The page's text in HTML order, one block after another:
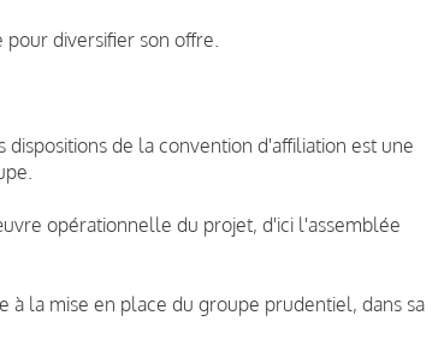
diversifier son offre.
de la convention d'affiliation est une
opérationnelle du projet, d'ici l'assemblée
à la mise en place du groupe prudentiel, dans sa